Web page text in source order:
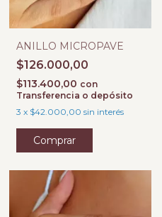
ANILLO MICROPAVE
$126.000,00
$113.400,00 con
Transferencia o depósito
3 x $42.000,00 sin interés
Comprar